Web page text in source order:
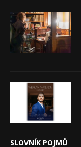
SLOVNÍK POJMŮ